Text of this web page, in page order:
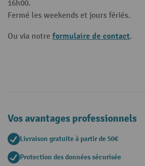
16h00.
Fermé les weekends et jours fériés.
Ou via notre formulaire de contact.
Vos avantages professionnels
Livraison gratuite à partir de 50€
Protection des données sécurisée